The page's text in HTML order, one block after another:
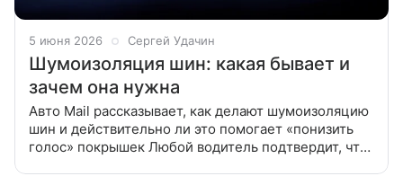
5 июня 2026 Сергей Удачин
Шумоизоляция шин: какая бывает и
зачем она нужна
Авто Mail рассказывает, как делают шумоизоляцию
шин и действительно ли это помогает «понизить
голос» покрышек Любой водитель подтвердит, что,